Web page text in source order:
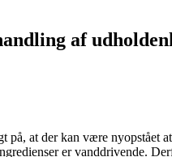
af
at der kan være nyopstået
er vanddrivende.